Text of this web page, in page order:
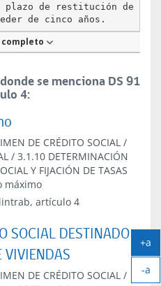
plazo de restitución de
de cinco años.
créditos de educación, el
previa autorización
a la adquisición,
hipotecarios. El plazo
podrán otorgar y
endosables de los
se inscriban en el registro
y mantenerse en el
la autorización de
Social, para lo cual
los requisitos de
dicho Organismo, el que
se menciona DS 91
4:
DE CRÉDITO SOCIAL /
/ 3.1.10 DETERMINACIÓN
Y FIJACIÓN DE TASAS
máximo
artículo 4
SOCIAL DESTINADO
DE CRÉDITO SOCIAL /
+a
-a